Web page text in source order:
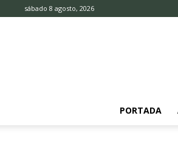
sábado 8 agosto, 2026
PORTADA